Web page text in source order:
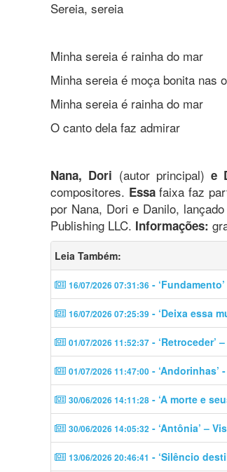
Sereia, sereia
Minha sereia é rainha do mar
Minha sereia é moça bonita nas
Minha sereia é rainha do mar
O canto dela faz admirar
Nana, Dori (autor principal) e
compositores. Essafaixa faz
por Nana, Dori e Danilo,
Publishing LLC. Informações:
Leia Também:
16/07/2026 07:31:36 -
16/07/2026 07:25:39 - ‘Deixa essa
01/07/2026 11:52:37 - ‘Retroceder’
01/07/2026 11:47:00 - ‘Andorinhas’
30/06/2026 14:11:28 - ‘A morte e
30/06/2026 14:05:32 - ‘Antônia’ –
13/06/2026 20:46:41 - ‘Silêncio